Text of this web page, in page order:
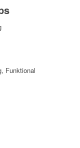
Funktional